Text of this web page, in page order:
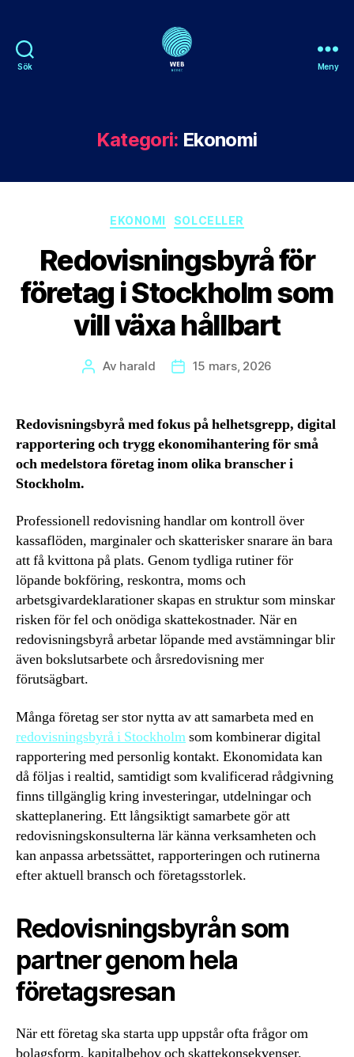
Sök Meny
Kategori: Ekonomi
Kategorier
EKONOMI SOLCELLER
Redovisningsbyrå för
företag i Stockholm som
vill växa hållbart
Inläggsförfattare
Av harald Inläggsdatum
15 mars, 2026
Redovisningsbyrå med fokus på helhetsgrepp, digital
rapportering och trygg ekonomihantering för små
och medelstora företag inom olika branscher i
Stockholm.
Professionell redovisning handlar om kontroll över
kassaflöden, marginaler och skatterisker snarare än bara
att få kvittona på plats. Genom tydliga rutiner för
löpande bokföring, reskontra, moms och
arbetsgivardeklarationer skapas en struktur som minskar
risken för fel och onödiga skattekostnader. När en
redovisningsbyrå arbetar löpande med avstämningar blir
även bokslutsarbete och årsredovisning mer
förutsägbart.
Många företag ser stor nytta av att samarbeta med en
redovisningsbyrå i Stockholmsom kombinerar digital
rapportering med personlig kontakt. Ekonomidata kan
då följas i realtid, samtidigt som kvalificerad rådgivning
finns tillgänglig kring investeringar, utdelningar och
skatteplanering. Ett långsiktigt samarbete gör att
redovisningskonsulterna lär känna verksamheten och
kan anpassa arbetssättet, rapporteringen och rutinerna
efter aktuell bransch och företagsstorlek.
Redovisningsbyrån som
partner genom hela
företagsresan
När ett företag ska starta upp uppstår ofta frågor om
bolagsform, kapitalbehov och skattekonsekvenser.